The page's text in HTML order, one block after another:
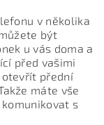
v několika
být
u vás doma a
před vašimi
otevřít přední
máte vše
s